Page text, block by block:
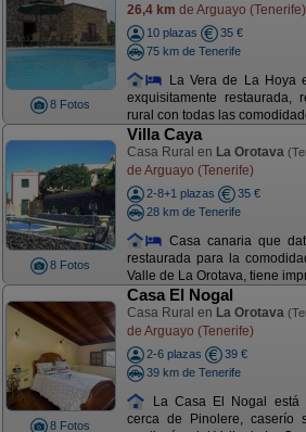
8 Fotos
26,4 km de Arguayo (Tenerife)
10 plazas
35 €
75 km de Tenerife
La Vera de La Hoya
exquisitamente restaurada,
rural con todas las
8 Fotos
Villa Caya
Casa Rural en La Orotava
de Arguayo (Tenerife)
2-8+1 plazas
35 €
28 km de Tenerife
Casa canaria que
restaurada para la
Valle de La Orotava, tiene
8 Fotos
Casa El Nogal
Casa Rural en La Orotava
de Arguayo (Tenerife)
2-6 plazas
39 €
39 km de Tenerife
La Casa El Nogal está
cerca de Pinolere,